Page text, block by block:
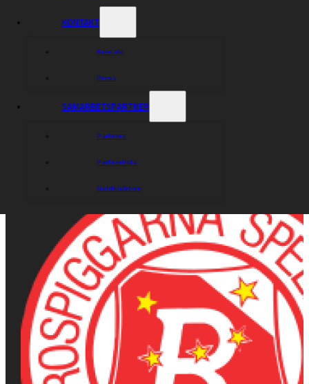
KONTAKT
Kontakt
Press
SAMARBETSPARTNER
Partners
Partnerlista
Guldklubben